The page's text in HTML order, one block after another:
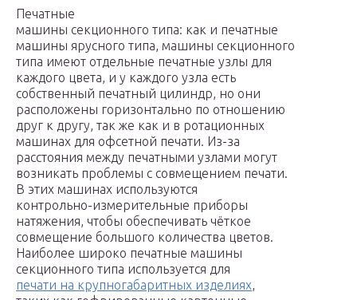
Печатные
машины секционного типа: как и печатные
машины ярусного типа, машины секционного
типа имеют отдельные печатные узлы для
каждого цвета, и у каждого узла есть
собственный печатный цилиндр, но они
расположены горизонтально по отношению
друг к другу, так же как и в ротационных
машинах для офсетной печати. Из-за
расстояния между печатными узлами могут
возникать проблемы с совмещением печати.
В этих машинах используются
контрольно-измерительные приборы
натяжения, чтобы обеспечивать чёткое
совмещение большого количества цветов.
Наиболее широко печатные машины
секционного типа используется для
печати на крупногабаритных изделиях,